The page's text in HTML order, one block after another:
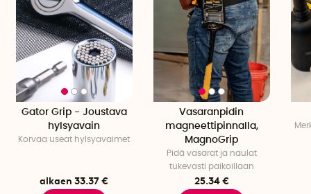
Gator Grip - Joustava
hylsyavain
Korvaa useat hylsyavaimet
alkaen 33.37 €
Vasaranpidin
magneettipinnalla,
MagnoGrip
Pidä vasarat ja naulat
tukevasti paikoillaan
25.34 €